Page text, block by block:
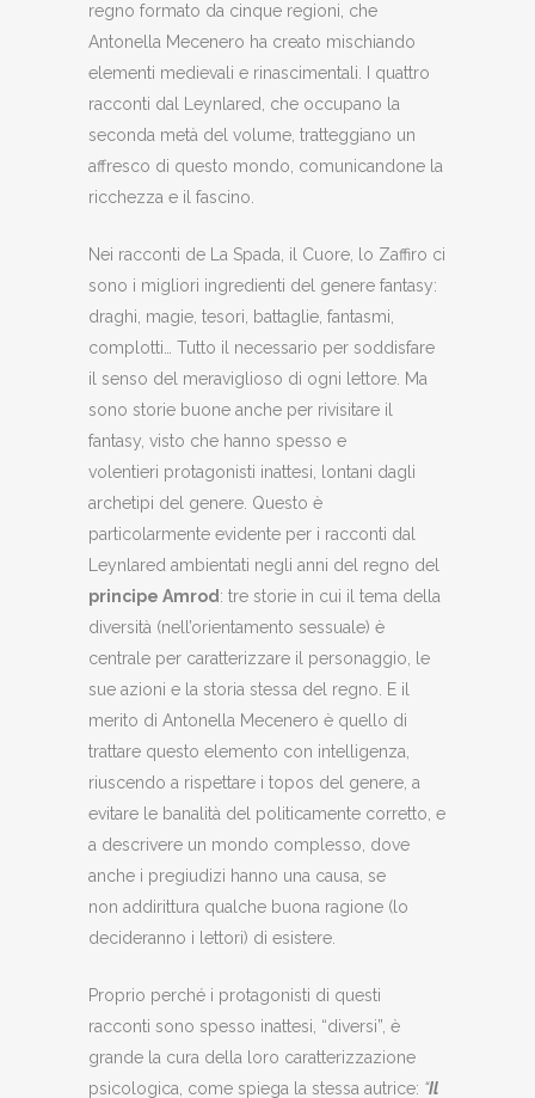
regno formato da cinque regioni, che
Antonella Mecenero ha creato mischiando
elementi medievali e rinascimentali. I quattro
racconti dal Leynlared, che occupano la
seconda metà del volume, tratteggiano un
affresco di questo mondo, comunicandone la
ricchezza e il fascino.
Nei racconti de La Spada, il Cuore, lo Zaffiro ci
sono i migliori ingredienti del genere fantasy:
draghi, magie, tesori, battaglie, fantasmi,
complotti… Tutto il necessario per soddisfare
il senso del meraviglioso di ogni lettore. Ma
sono storie buone anche per rivisitare il
fantasy, visto che hanno spesso e
volentieri protagonisti inattesi, lontani dagli
archetipi del genere. Questo è
particolarmente evidente per i racconti dal
Leynlared ambientati negli anni del regno del
principe Amrod : tre storie in cui il tema della
diversità (nell’orientamento sessuale) è
centrale per caratterizzare il personaggio, le
sue azioni e la storia stessa del regno. E il
merito di Antonella Mecenero è quello di
trattare questo elemento con intelligenza,
riuscendo a rispettare i topos del genere, a
evitare le banalità del politicamente corretto, e
a descrivere un mondo complesso, dove
anche i pregiudizi hanno una causa, se
non addirittura qualche buona ragione (lo
decideranno i lettori) di esistere.
Proprio perché i protagonisti di questi
racconti sono spesso inattesi, “diversi”, è
grande la cura della loro caratterizzazione
psicologica, come spiega la stessa autrice: “Il